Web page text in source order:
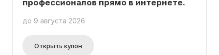
профессионалов прямо в интернете.
до 9 августа 2026
Открыть купон